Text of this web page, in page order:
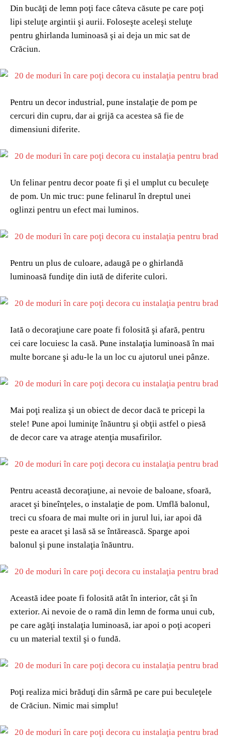
Din bucăţi de lemn poţi face câteva căsute pe care poţi
lipi steluţe argintii şi aurii. Foloseşte aceleşi steluţe
pentru ghirlanda luminoasă şi ai deja un mic sat de
Crăciun.
Pentru un decor industrial, pune instalaţie de pom pe
cercuri din cupru, dar ai grijă ca acestea să fie de
dimensiuni diferite.
Un felinar pentru decor poate fi şi el umplut cu beculeţe
de pom. Un mic truc: pune felinarul în dreptul unei
oglinzi pentru un efect mai luminos.
Pentru un plus de culoare, adaugă pe o ghirlandă
luminoasă fundiţe din iută de diferite culori.
Iată o decoraţiune care poate fi folosită şi afară, pentru
cei care locuiesc la casă. Pune instalaţia luminoasă în mai
multe borcane şi adu-le la un loc cu ajutorul unei pânze.
Mai poţi realiza şi un obiect de decor dacă te pricepi la
stele! Pune apoi luminiţe înăuntru şi obţii astfel o piesă
de decor care va atrage atenţia musafirilor.
Pentru această decoraţiune, ai nevoie de baloane, sfoară,
aracet şi bineînţeles, o instalaţie de pom. Umflă balonul,
treci cu sfoara de mai multe ori in jurul lui, iar apoi dă
peste ea aracet şi lasă să se întărească. Sparge apoi
balonul şi pune instalaţia înăuntru.
Această idee poate fi folosită atât în interior, cât şi în
exterior. Ai nevoie de o ramă din lemn de forma unui cub,
pe care agăţi instalaţia luminoasă, iar apoi o poţi acoperi
cu un material textil şi o fundă.
Poţi realiza mici brăduţi din sârmă pe care pui beculeţele
de Crăciun. Nimic mai simplu!